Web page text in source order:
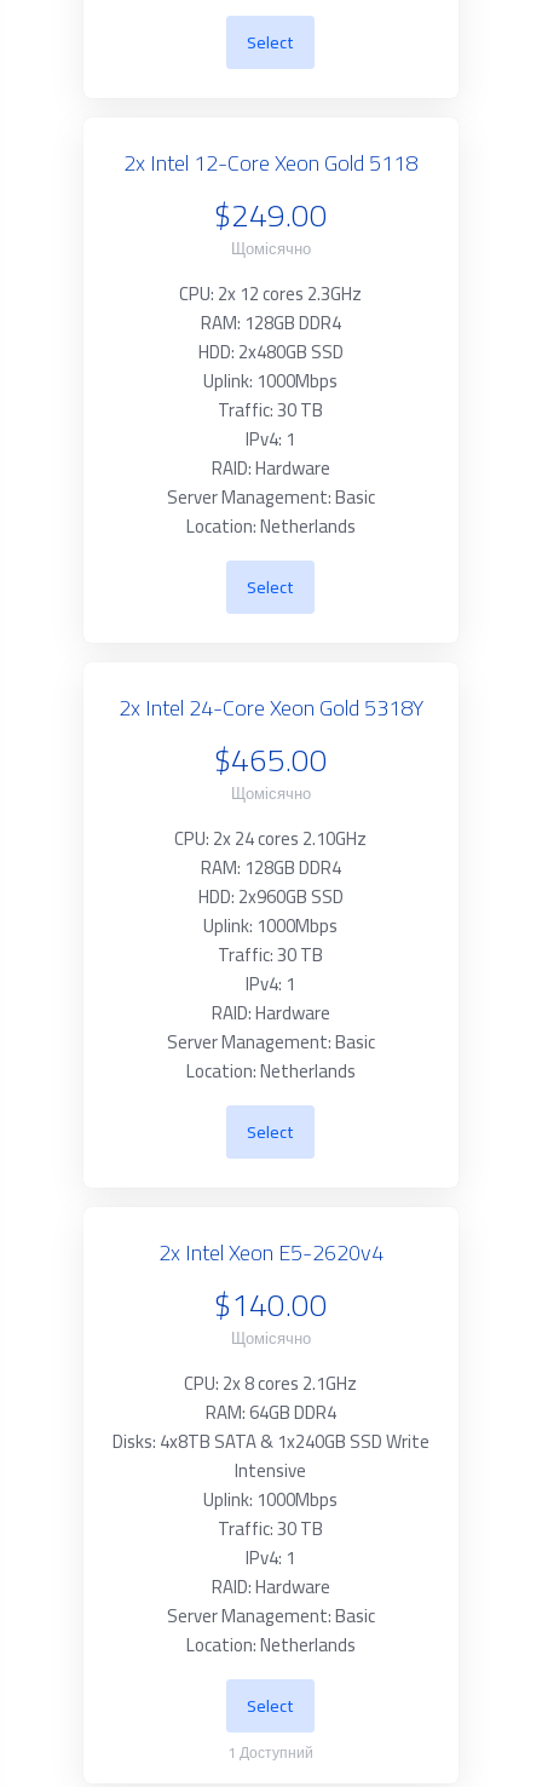
Select
2x Intel 12-Core Xeon Gold 5118
$249.00
Щомісячно
CPU: 2x 12 cores 2.3GHz
RAM: 128GB DDR4
HDD: 2x480GB SSD
Uplink: 1000Mbps
Traffic: 30 TB
IPv4: 1
RAID: Hardware
Server Management: Basic
Location: Netherlands
Select
2x Intel 24-Core Xeon Gold 5318Y
$465.00
Щомісячно
CPU: 2x 24 cores 2.10GHz
RAM: 128GB DDR4
HDD: 2x960GB SSD
Uplink: 1000Mbps
Traffic: 30 TB
IPv4: 1
RAID: Hardware
Server Management: Basic
Location: Netherlands
Select
2x Intel Xeon E5-2620v4
$140.00
Щомісячно
CPU: 2x 8 cores 2.1GHz
RAM: 64GB DDR4
Disks: 4x8TB SATA & 1x240GB SSD Write
Intensive
Uplink: 1000Mbps
Traffic: 30 TB
IPv4: 1
RAID: Hardware
Server Management: Basic
Location: Netherlands
Select
1 Доступний